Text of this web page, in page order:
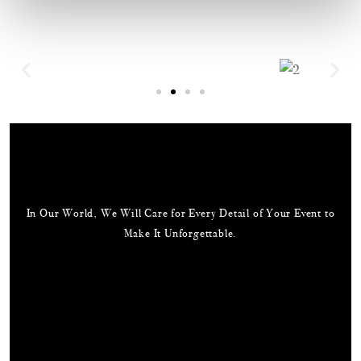
In Our World, We Will Care for Every Detail of Your Event to
Make It Unforgettable.